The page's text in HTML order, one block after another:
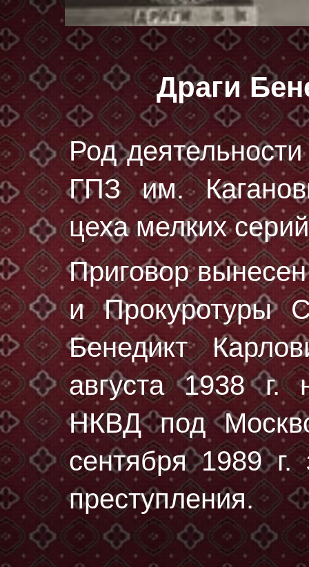
Драги
Род
ГПЗ им.
цеха мелких
Приговор
и Прокуротуры
Бенедикт
августа 1938 г.
НКВД под
сентября 1989 г.
преступления.